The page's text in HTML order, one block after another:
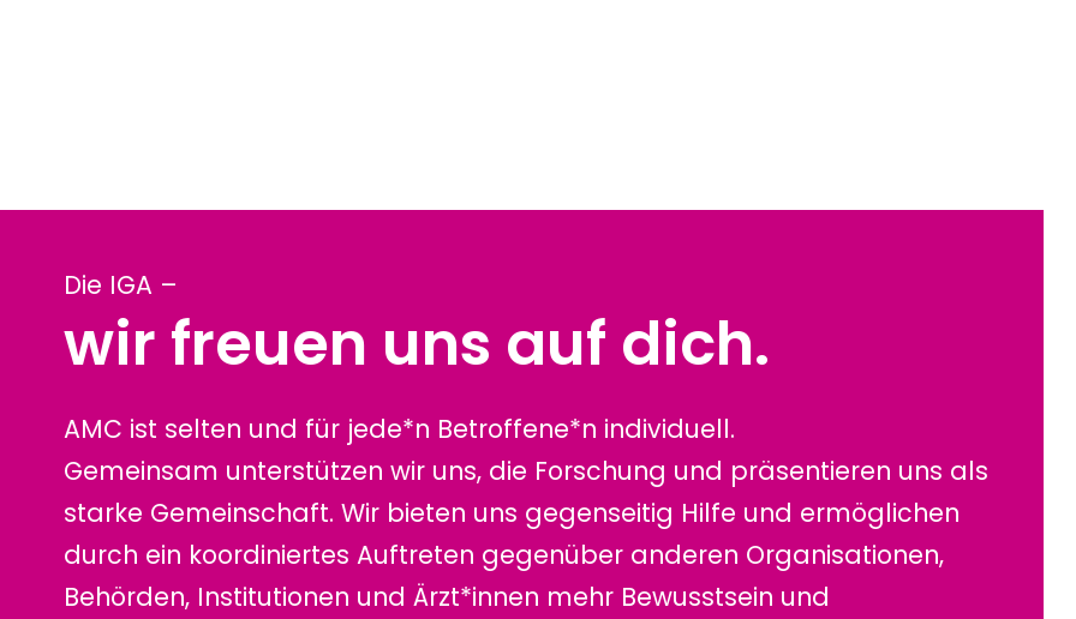
Die IGA –
wir freuen uns auf dich.
AMC ist selten und für jede*n Betroffene*n individuell.
Gemeinsam unterstützen wir uns, die Forschung und präsentieren uns als
starke Gemeinschaft. Wir bieten uns gegenseitig Hilfe und ermöglichen
durch ein koordiniertes Auftreten gegenüber anderen Organisationen,
Behörden, Institutionen und Ärzt*innen mehr Bewusstsein und